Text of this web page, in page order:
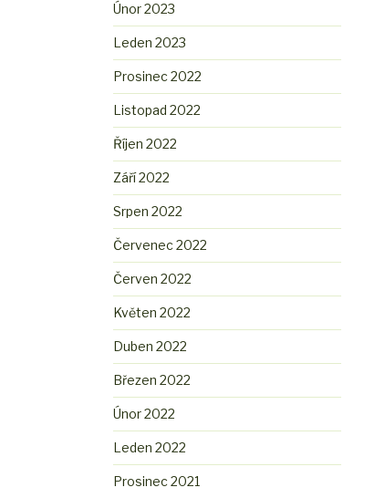
Únor 2023
Leden 2023
Prosinec 2022
Listopad 2022
Říjen 2022
Září 2022
Srpen 2022
Červenec 2022
Červen 2022
Květen 2022
Duben 2022
Březen 2022
Únor 2022
Leden 2022
Prosinec 2021